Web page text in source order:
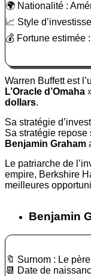
🌍 Nationalité :
📈 Style
💰 Fortune estimée
Warren Buffett est
L’Oracle d’Omaha
dollars.
Sa stratégie
Sa stratégie repose
Benjamin Graham
Le patriarche de
empire, Berkshire
meilleures
Benjamin
🔖 Surnom : Le
📆 Date de